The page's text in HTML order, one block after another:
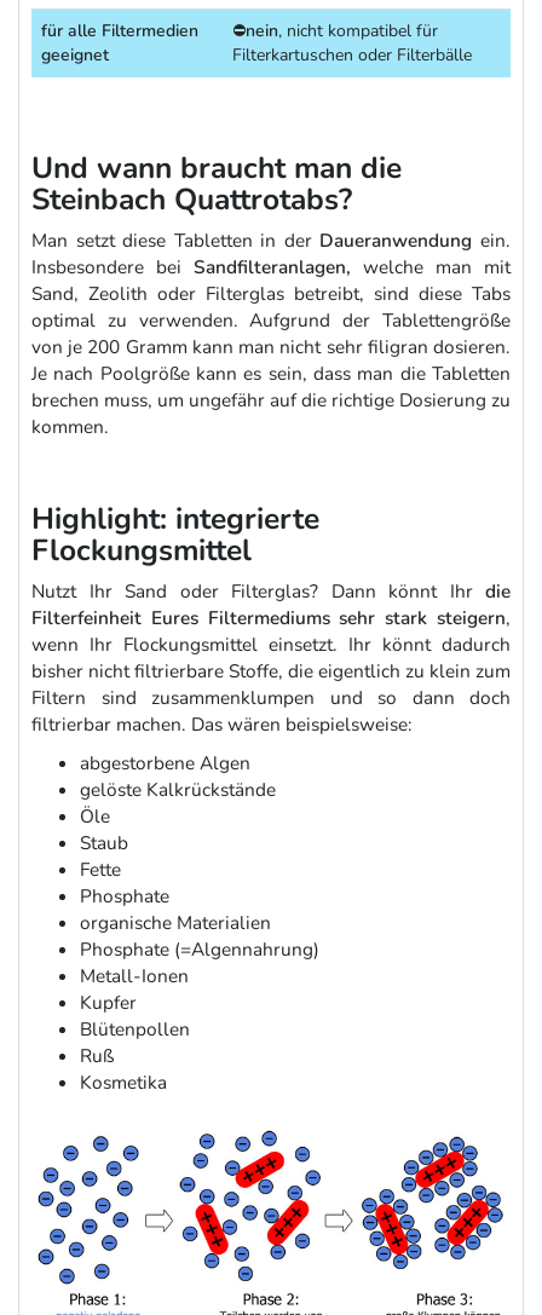
für alle Filtermedien
geeignet
⛔nein, nicht kompatibel für
Filterkartuschen oder Filterbälle
Und wann braucht man die
Steinbach Quattrotabs?
Man setzt diese Tabletten in derDaueranwendung ein.
Insbesondere bei Sandfilteranlagen, welche man mit
Sand, Zeolith oder Filterglas betreibt, sind diese Tabs
optimal zu verwenden. Aufgrund der Tablettengröße
von je 200 Gramm kann man nicht sehr filigran dosieren.
Je nach Poolgröße kann es sein, dass man die Tabletten
brechen muss, um ungefähr auf die richtige Dosierung zu
kommen.
Highlight: integrierte
Flockungsmittel
Nutzt Ihr Sand oder Filterglas? Dann könnt Ihr die
Filterfeinheit Eures Filtermediums sehr stark steigern,
wenn Ihr Flockungsmittel einsetzt. Ihr könnt dadurch
bisher nicht filtrierbare Stoffe, die eigentlich zu klein zum
Filtern sind zusammenklumpen und so dann doch
filtrierbar machen. Das wären beispielsweise:
abgestorbene Algen
gelöste Kalkrückstände
Öle
Staub
Fette
Phosphate
organische Materialien
Phosphate (=Algennahrung)
Metall-Ionen
Kupfer
Blütenpollen
Ruß
Kosmetika